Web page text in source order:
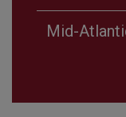
Mid-